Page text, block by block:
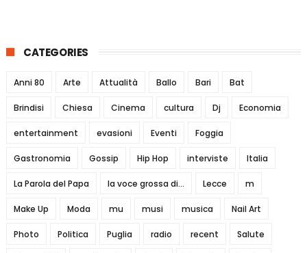
CATEGORIES
Anni 80 Arte Attualità Ballo Bari Bat
Brindisi Chiesa Cinema cultura Dj Economia
entertainment evasioni Eventi Foggia
Gastronomia Gossip Hip Hop interviste Italia
La Parola del Papa la voce grossa di... Lecce m
Make Up Moda mu musi musica Nail Art
Photo Politica Puglia radio recent Salute